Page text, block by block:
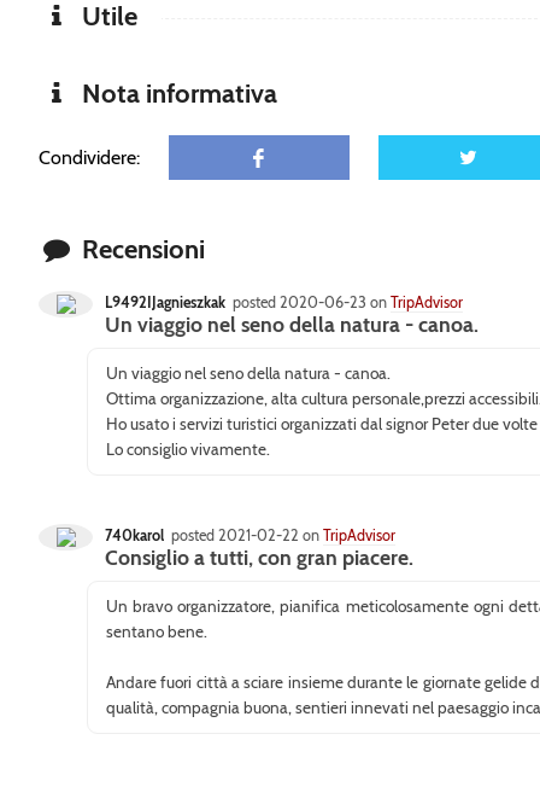
Utile
Nota informativa
Condividere:
Recensioni
L9492IJagnieszkak posted 2020-06-23 on TripAdvisor
Un viaggio nel seno della natura - canoa.
Un viaggio nel seno della natura - canoa.
Ottima organizzazione, alta cultura personale,prezzi
Ho usato i servizi turistici organizzati dal signor Peter due
Lo consiglio vivamente.
740karol posted 2021-02-22 on TripAdvisor
Consiglio a tutti, con gran piacere.
Un bravo organizzatore, pianifica meticolosamente ogni
sentano bene.
Andare fuori città a sciare insieme durante le giornate
qualità, compagnia buona, sentieri innevati nel paesaggio